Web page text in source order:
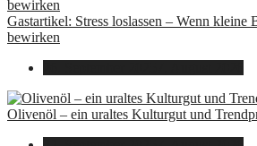
Gastartikel: Stress loslassen – Wenn kleine
bewirken
Olivenöl – ein uraltes Kulturgut und